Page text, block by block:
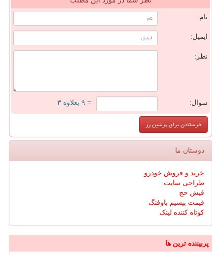
نام:
ایمیل:
نظر:
سوال: = ۹ بعلاوه ۳
دوستان ما
خرید و فروش خودرو
طراحی سایت
فیش حج
قیمت بیسیم باوفنگ
کوتاه کننده لینک
پربیننده ترین ها